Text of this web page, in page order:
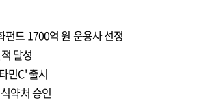
드 1700억 원 운용사 선정
달성
민C' 출시
약처 승인